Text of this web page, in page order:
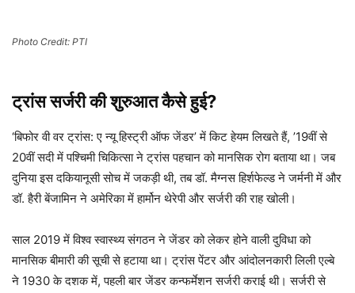
Photo Credit: PTI
ट्रांस सर्जरी की शुरुआत कैसे हुई?
‘बिफोर वी वर ट्रांस: ए न्यू हिस्ट्री ऑफ जेंडर’ में किट हेयम लिखते हैं, ’19वीं से
20वीं सदी में पश्चिमी चिकित्सा ने ट्रांस पहचान को मानसिक रोग बताया था। जब
दुनिया इस दकियानूसी सोच में जकड़ी थी, तब डॉ. मैग्नस हिर्शफेल्ड ने जर्मनी में और
डॉ. हैरी बेंजामिन ने अमेरिका में हार्मोन थेरेपी और सर्जरी की राह खोली।
साल 2019 में विश्व स्वास्थ्य संगठन ने जेंडर को लेकर होने वाली दुविधा को
मानसिक बीमारी की सूची से हटाया था। ट्रांस पेंटर और आंदोलनकारी लिली एल्बे
ने 1930 के दशक में, पहली बार जेंडर कन्फर्मेशन सर्जरी कराई थी। सर्जरी से